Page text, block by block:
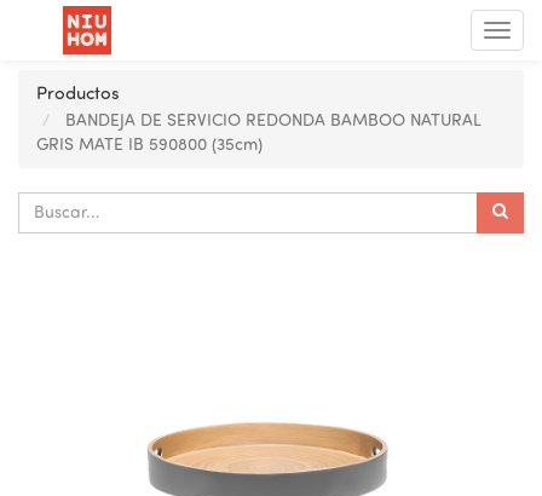
Menú
de
Productos
BANDEJA DE SERVICIO REDONDA BAMBOO NATURAL
GRIS MATE IB 590800 (35cm)